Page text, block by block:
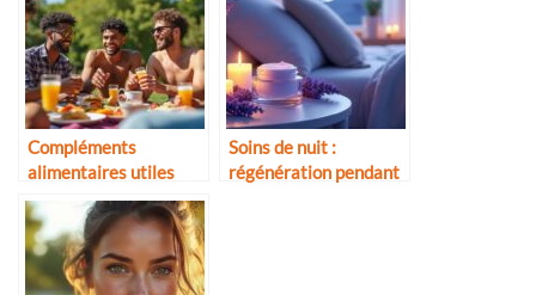
Compléments
alimentaires utiles
pour les hommes actifs
Soins de nuit :
régénération pendant